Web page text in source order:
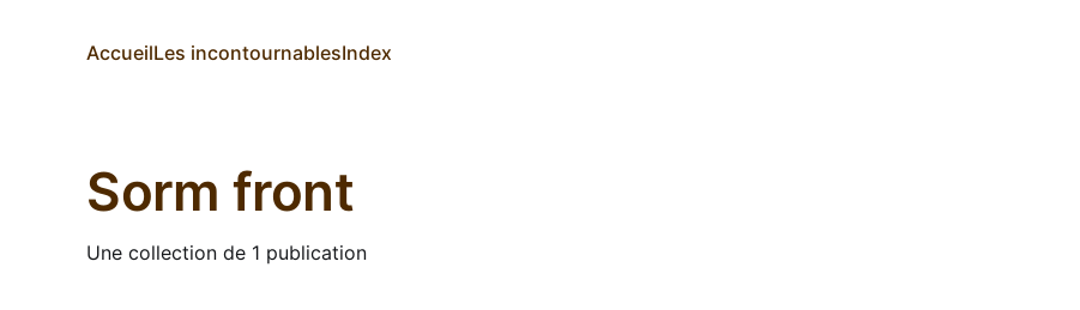
AccueilLes incontournablesIndex
Sorm front
Une collection de 1 publication